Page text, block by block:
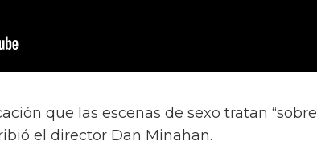
que las escenas de sexo tratan “sobre
el director Dan Minahan.